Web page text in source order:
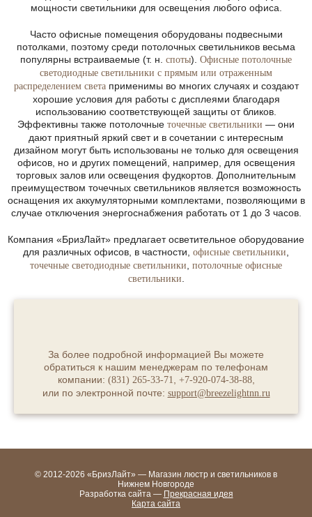
мощности светильники для освещения любого офиса.
Часто офисные помещения оборудованы подвесными
потолками, поэтому среди потолочных светильников весьма
популярны встраиваемые (т. н. споты). Офисные потолочные
светодиодные светильники с прямым или отраженным
распределением светаприменимы во многих случаях и создают
хорошие условия для работы с дисплеями благодаря
использованию соответствующей защиты от бликов.
Эффективны также потолочные точечные светильники — они
дают приятный яркий свет и в сочетании с интересным
дизайном могут быть использованы не только для освещения
офисов, но и других помещений, например, для освещения
торговых залов или освещения фудкортов. Дополнительным
преимуществом точечных светильников является возможность
оснащения их аккумуляторными комплектами, позволяющими в
случае отключения энергоснабжения работать от 1 до 3 часов.
Компания «БризЛайт» предлагает осветительное оборудование
для различных офисов, в частности, офисные светильники
точечные светодиодные светильники потолочные офисные
светильники
За более подробной информацией Вы можете
обратиться к нашим менеджерам по телефонам
компании: (831) 265-33-71 +7-920-074-38-88,
или по электронной почте: support@breezelightnn.ru
© 2012-2026 «БризЛайт» — Магазин люстр и светильников в
Нижнем Новгороде
Разработка сайта — Прекрасная идея
Карта сайта